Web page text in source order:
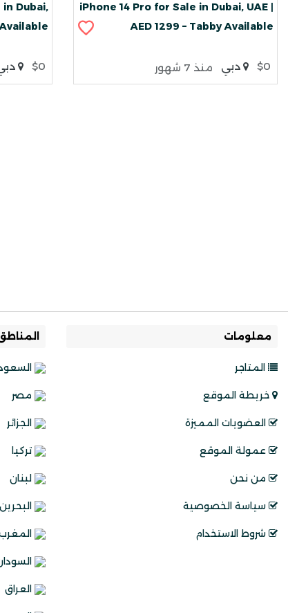
iPhone 14 Pro for Sale in Dubai, UAE |
AED 1299 – Tabby Available
$0 دبي منذ 7 شهور
in Dubai,
Available
$0
معلومات
المتاجر
خريطة الموقع
العضويات المميزة
عمولة الموقع
من نحن
سياسة الخصوصية
شروط الاستخدام
مصر
الجزائر
تركيا
لبنان
البحرين
العراق